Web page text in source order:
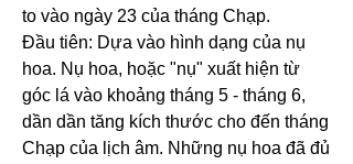
to vào ngày 23 của tháng Chạp.
Đầu tiên: Dựa vào hình dạng của nụ
hoa. Nụ hoa, hoặc "nụ" xuất hiện từ
góc lá vào khoảng tháng 5 - tháng 6,
dần dần tăng kích thước cho đến tháng
Chạp của lịch âm. Những nụ hoa đã đủ